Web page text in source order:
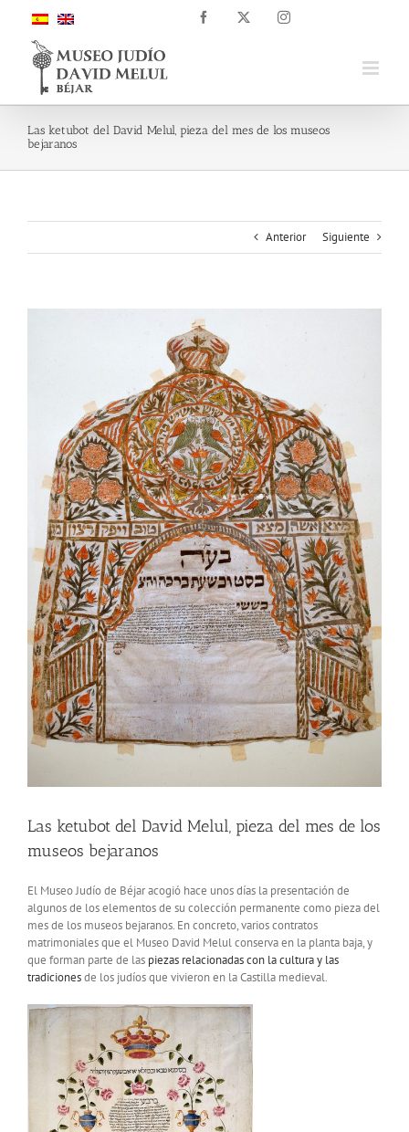
contenido
Facebook Instagram
Las ketubot del David Melul, pieza del mes de los museos
bejaranos
Anterior Siguiente
Las ketubot del David Melul, pieza del mes de los
museos bejaranos
El Museo Judío de Béjar acogió hace unos días la presentación de
algunos de los elementos de su colección permanente como pieza del
mes de los museos bejaranos. En concreto, varios contratos
matrimoniales que el Museo David Melul conserva en la planta baja, y
que forman parte de las piezas relacionadas con la cultura y las
tradicionesde los judíos que vivieron en la Castilla medieval.